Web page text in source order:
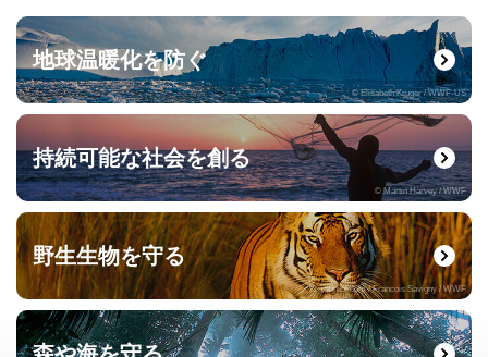
地球温暖化を防ぐ
© Elisabeth Kruger / WWF-US
持続可能な社会を創る
© Martin Harvey / WWF
野生生物を守る
© naturepl.com / Francois Savigny / WWF